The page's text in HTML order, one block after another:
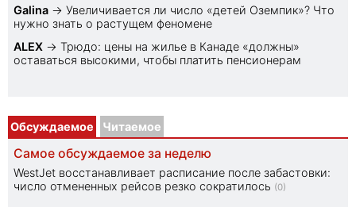
Galina → Увеличивается ли число «детей Оземпик»? Что
нужно знать о растущем феномене
ALEX → Трюдо: цены на жилье в Канаде «должны»
оставаться высокими, чтобы платить пенсионерам
Обсуждаемое Читаемое
Самое обсуждаемое за неделю
WestJet восстанавливает расписание после забастовки:
число отмененных рейсов резко сократилось (0)